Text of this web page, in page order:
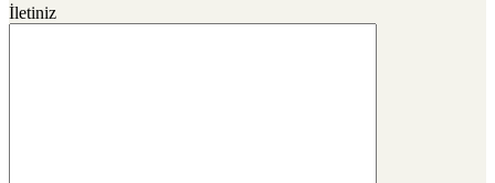
İletiniz